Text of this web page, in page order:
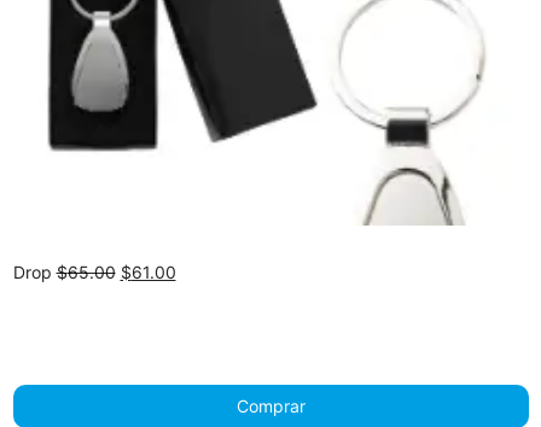
Drop$65.00 Original
$61.00Current
Comprar